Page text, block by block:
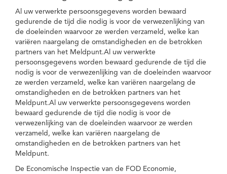
Al uw verwerkte persoonsgegevens worden bewaard
gedurende de tijd die nodig is voor de verwezenlijking van
de doeleinden waarvoor ze werden verzameld, welke kan
variëren naargelang de omstandigheden en de betrokken
partners van het Meldpunt.Al uw verwerkte
persoonsgegevens worden bewaard gedurende de tijd die
nodig is voor de verwezenlijking van de doeleinden waarvoor
ze werden verzameld, welke kan variëren naargelang de
omstandigheden en de betrokken partners van het
Meldpunt.Al uw verwerkte persoonsgegevens worden
bewaard gedurende de tijd die nodig is voor de
verwezenlijking van de doeleinden waarvoor ze werden
verzameld, welke kan variëren naargelang de
omstandigheden en de betrokken partners van het
Meldpunt.
De Economische Inspectie van de FOD Economie,